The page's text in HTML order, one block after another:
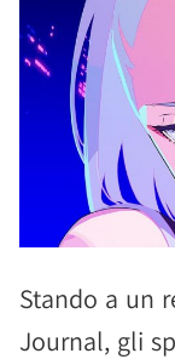
Stando a un
Journal, gli